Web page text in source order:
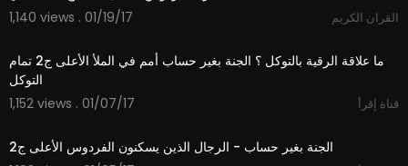
1,140 views . 01/19/17
القران الكريم
‫ما علاقة الرقية بالتوكل ؟ الجنة بغير حساب أمم في الملأ الأعلى ج2 تمام
1,152 views . 01/07/17
قناة إقرأ
21:53